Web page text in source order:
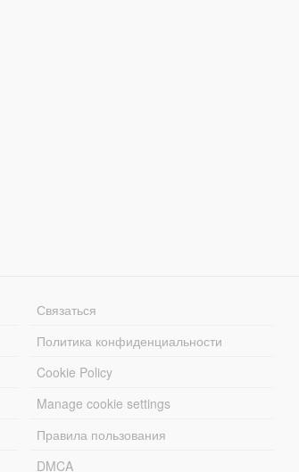
Связаться
Политика конфиденциальности
Cookie Policy
Manage cookie settings
Правила пользования
DMCA